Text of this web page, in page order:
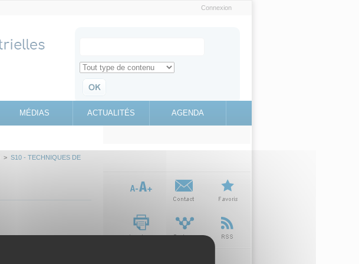
Connexion
Search for
Retrouvez toute l'information sur le site education.gouv.fr
MÉDIAS ACTUALITÉS AGENDA
> S10 - TECHNIQUES DE